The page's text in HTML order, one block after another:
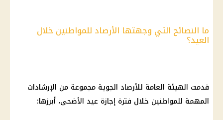
ما النصائح التي وجهتها الأرصاد للمواطنين خلال
العيد؟
قدمت الهيئة العامة للأرصاد الجوية مجموعة من الإرشادات
المهمة للمواطنين خلال فترة إجازة عيد الأضحى، أبرزها: